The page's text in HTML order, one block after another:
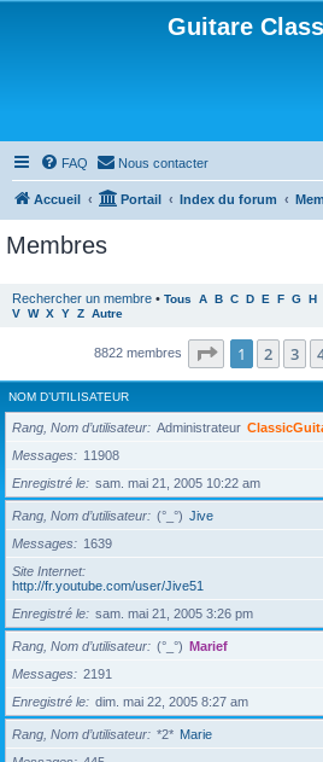
Guitare
FAQ Nous contacter
Accueil Portail Index du forum
Membres
Rechercher un membre • Tous A B C D E F G H
V W X Y Z Autre
8822 membres Page 1sur177
1 2 3
NOM D’UTILISATEUR
Rang, Nom d’utilisateur Administrateur
Messages
11908
Enregistré le
sam. mai 21, 2005 10:22 am
Rang, Nom d’utilisateur (°_°) Jive
Messages
1639
Site Internet
http://fr.youtube.com/user/Jive51
Enregistré le
sam. mai 21, 2005 3:26 pm
Rang, Nom d’utilisateur (°_°) Marief
Messages
2191
Enregistré le
dim. mai 22, 2005 8:27 am
Rang, Nom d’utilisateur *2* Marie